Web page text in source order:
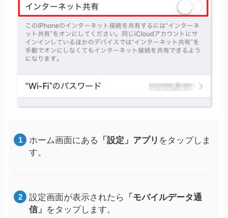
ホーム画面にある 「設定」アプリ をタップしま
す。
設定画面が表示されたら 「モバイルデータ通
信」 をタップします。